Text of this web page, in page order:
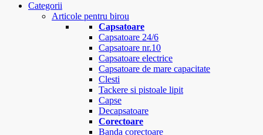
Categorii
Articole pentru birou
Capsatoare
Capsatoare 24/6
Capsatoare nr.10
Capsatoare electrice
Capsatoare de mare capacitate
Clesti
Tackere si pistoale lipit
Capse
Decapsatoare
Corectoare
Banda corectoare